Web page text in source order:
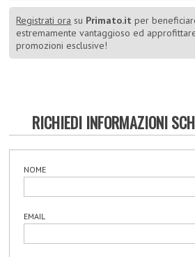
Registrati ora su Primato.it per
estremamente vantaggioso ed
promozioni esclusive!
RICHIEDI INFORMAZIONI
NOME
EMAIL